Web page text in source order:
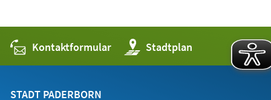
Kontaktformular Stadtplan
(Öffnet
in
einem
STADT PADERBORN